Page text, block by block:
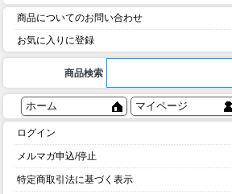
商品についてのお問い合わせ
お気に入りに登録
商品検索
ホーム マイページ
ログイン
メルマガ申込/停止
特定商取引法に基づく表示